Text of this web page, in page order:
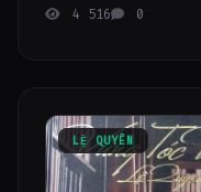
4 516 0
LỆ QUYÊN